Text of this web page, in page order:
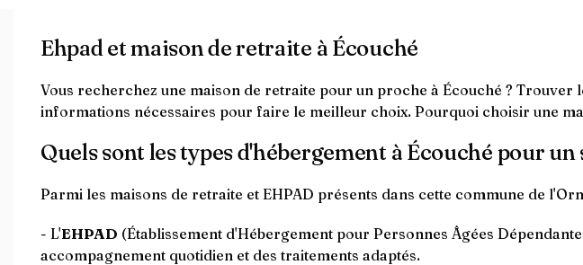
Ehpad et maison de retraite à Écouché
Vous recherchez une maison de retraite pour un proche à Écouché ?
informations nécessaires pour faire le meilleur choix. Pourquoi choisir une
Quels sont les types d'hébergement à Écouché pour un
Parmi les maisons de retraite et EHPAD présents dans cette commune de
- L'EHPAD (Établissement d'Hébergement pour Personnes Âgées
accompagnement quotidien et des traitements adaptés.